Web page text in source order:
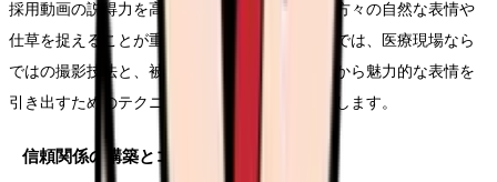
採用動画の説得力を高めるためには、看護師の方々の自然な表情や
仕草を捉えることが重要です。このセクションでは、医療現場なら
ではの撮影技法と、被写体となる看護師の方々から魅力的な表情を
引き出すためのテクニックについて詳しく解説します。
信頼関係の構築とコミュニケーション